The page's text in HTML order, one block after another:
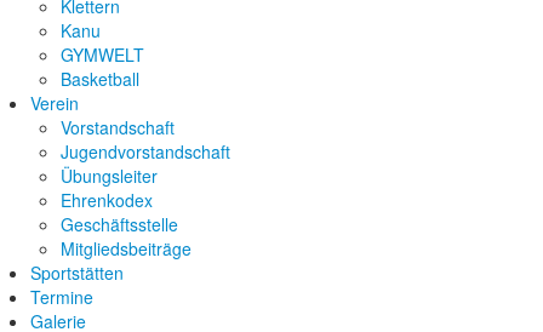
Klettern
Kanu
GYMWELT
Basketball
Verein
Vorstandschaft
Jugendvorstandschaft
Übungsleiter
Ehrenkodex
Geschäftsstelle
Mitgliedsbeiträge
Sportstätten
Termine
Galerie